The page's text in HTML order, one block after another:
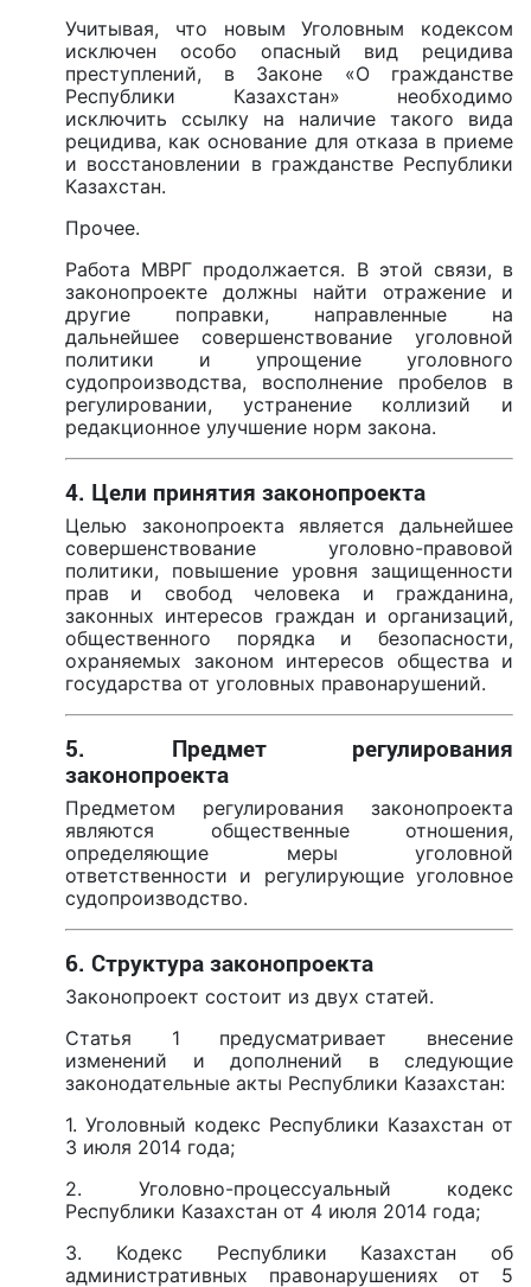
Учитывая, что новым Уголовным кодексом
исключен особо опасный вид рецидива
преступлений, в Законе «О гражданстве
Республики Казахстан» необходимо
исключить ссылку на наличие такого вида
рецидива, как основание для отказа в приеме
и восстановлении в гражданстве Республики
Казахстан.
Прочее.
Работа МВРГ продолжается. В этой связи, в
законопроекте должны найти отражение и
другие поправки, направленные на
дальнейшее совершенствование уголовной
политики и упрощение уголовного
судопроизводства, восполнение пробелов в
регулировании, устранение коллизий и
редакционное улучшение норм закона.
4. Цели принятия законопроекта
Целью законопроекта является дальнейшее
совершенствование уголовно-правовой
политики, повышение уровня защищенности
прав и свобод человека и гражданина,
законных интересов граждан и организаций,
общественного порядка и безопасности,
охраняемых законом интересов общества и
государства от уголовных правонарушений.
5. Предмет регулирования
законопроекта
Предметом регулирования законопроекта
являются общественные отношения,
определяющие меры уголовной
ответственности и регулирующие уголовное
судопроизводство.
6. Структура законопроекта
Законопроект состоит из двух статей.
Статья 1 предусматривает внесение
изменений и дополнений в следующие
законодательные акты Республики Казахстан:
1. Уголовный кодекс Республики Казахстан от
3 июля 2014 года;
2. Уголовно-процессуальный кодекс
Республики Казахстан от 4 июля 2014 года;
3. Кодекс Республики Казахстан об
административных правонарушениях от 5